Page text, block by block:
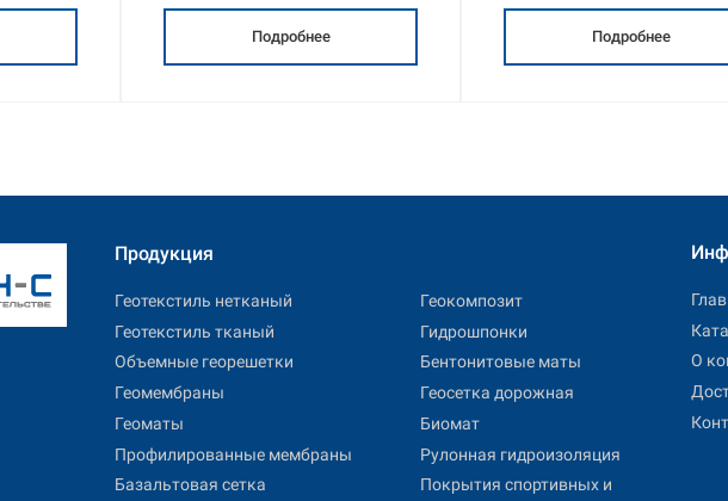
Подробнее Подробнее
Продукция
Геотекстиль нетканый
Геотекстиль тканый
Объемные георешетки
Геомембраны
Геоматы
Профилированные мембраны
Базальтовая сетка
Геокомпозит
Гидрошпонки
Бентонитовые маты
Геосетка дорожная
Биомат
Рулонная гидроизоляция
Покрытия спортивных и
О